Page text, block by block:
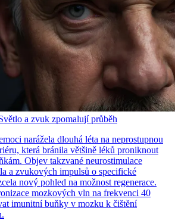
a zvuk zpomalují průběh
narážela dlouhá léta na neprostupnou
která bránila většině léků proniknout
Objev takzvané neurostimulace
a zvukových impulsů o specifické
nový pohled na možnost regenerace.
mozkových vln na frekvenci 40
imunitní buňky v mozku k čištění